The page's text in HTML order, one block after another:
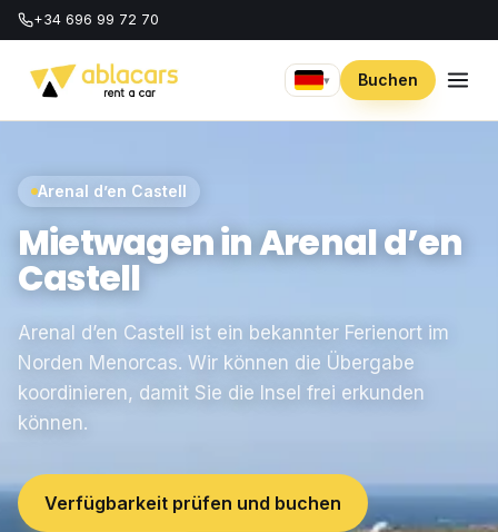
+34 696 99 72 70
▾ Buchen
Arenal d’en Castell
Mietwagen in Arenal d’en
Castell
Arenal d’en Castell ist ein bekannter Ferienort im
Norden Menorcas. Wir können die Übergabe
koordinieren, damit Sie die Insel frei erkunden
können.
Verfügbarkeit prüfen und buchen